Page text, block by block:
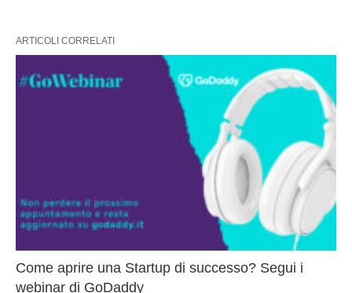
ARTICOLI CORRELATI
Come aprire una Startup di successo? Segui i
webinar di GoDaddy